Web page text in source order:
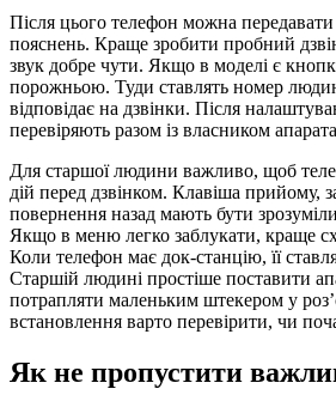
Після цього телефон можна
пояснень. Краще зробити пробний
звук добре чути. Якщо в моделі є
порожньою. Туди ставлять номер
відповідає на дзвінки. Після
перевіряють разом із власником
Для старшої людини важливо, щоб
дій перед дзвінком. Клавіша прийому,
повернення назад мають бути
Якщо в меню легко заблукати, краще
Коли телефон має док-станцію, її
Старшій людині простіше поставити
потрапляти маленьким штекером у
встановлення варто перевірити, чи
Як не пропустити